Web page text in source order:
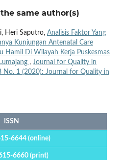
same author(s)
Heri Saputro, Analisis Faktor Yang
Kunjungan Antenatal Care
Hamil Di Wilayah Kerja Puskesmas
, Journal for Quality in
No. 1 (2020): Journal for Quality in
ISSN
6644 (online)
6660 (print)